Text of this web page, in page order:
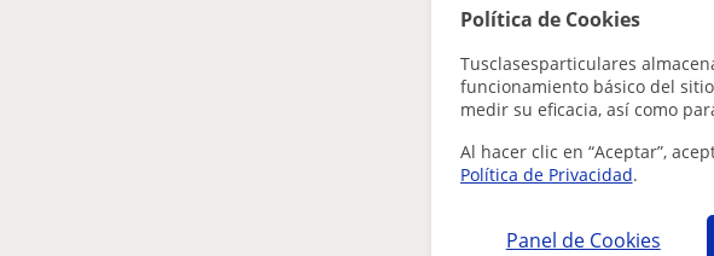
Política de Cookies
Tusclasesparticulares
funcionamiento básico del
medir su eficacia, así como
Al hacer clic en “Aceptar”,
Política de Privacidad.
Panel de Cookies